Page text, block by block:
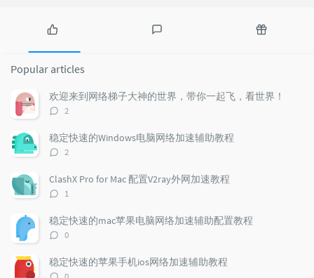
P
p
u
l
a
r
a
t
i
l
e
e
s
c
m
t
d
Popular articles
欢迎来到网络梯子大神的世界，带你一起飞，看世界！
评
数：
2
稳定快速的Windows电脑网络加速辅助教程
评
数：
2
ClashX Pro for Mac 配置V2ray外网加速教程
评
数：
1
稳定快速的mac苹果电脑网络加速辅助配置教程
评
数：
0
稳定快速的苹果手机ios网络加速辅助教程
评